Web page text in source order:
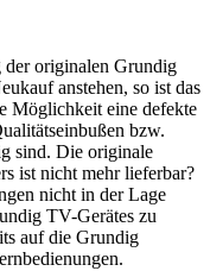
der originalen Grundig
anstehen, so ist das
Möglichkeit eine defekte
bzw.
sind. Die originale
ist nicht mehr lieferbar?
nicht in der Lage
TV-Gerätes zu
auf die Grundig